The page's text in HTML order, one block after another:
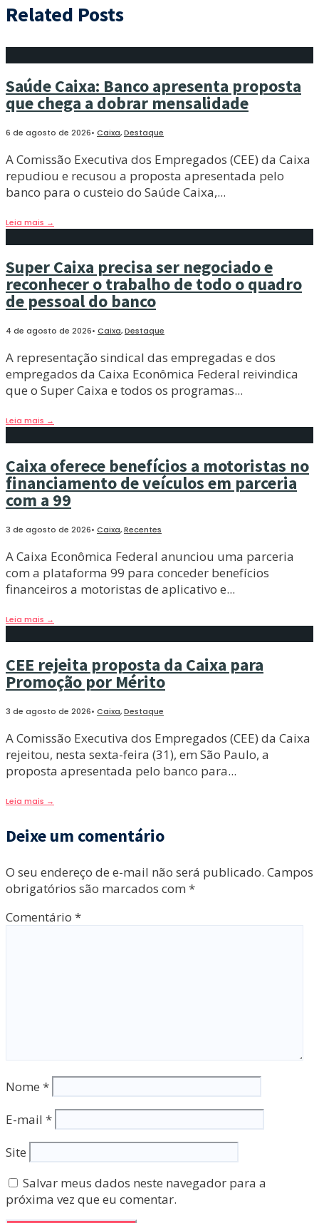
Related Posts
Saúde Caixa: Banco apresenta proposta
que chega a dobrar mensalidade
6 de agosto de 2026• Caixa,Destaque
A Comissão Executiva dos Empregados (CEE) da Caixa
repudiou e recusou a proposta apresentada pelo
banco para o custeio do Saúde Caixa,...
Leia mais →
Super Caixa precisa ser negociado e
reconhecer o trabalho de todo o quadro
de pessoal do banco
4 de agosto de 2026• Caixa,Destaque
A representação sindical das empregadas e dos
empregados da Caixa Econômica Federal reivindica
que o Super Caixa e todos os programas...
Leia mais →
Caixa oferece benefícios a motoristas no
financiamento de veículos em parceria
com a 99
3 de agosto de 2026• Caixa,Recentes
A Caixa Econômica Federal anunciou uma parceria
com a plataforma 99 para conceder benefícios
financeiros a motoristas de aplicativo e...
Leia mais →
CEE rejeita proposta da Caixa para
Promoção por Mérito
3 de agosto de 2026• Caixa,Destaque
A Comissão Executiva dos Empregados (CEE) da Caixa
rejeitou, nesta sexta-feira (31), em São Paulo, a
proposta apresentada pelo banco para...
Leia mais →
Deixe um comentário
O seu endereço de e-mail não será publicado. Campos
obrigatórios são marcados com *
Comentário *
Nome *
E-mail *
Site
Salvar meus dados neste navegador para a
próxima vez que eu comentar.